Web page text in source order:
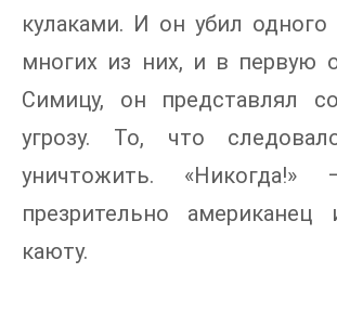
кулаками. И он убил
многих из них, и в первую
Симицу, он представлял
угрозу. То, что
уничтожить. «Никогда!»
презрительно
каюту.